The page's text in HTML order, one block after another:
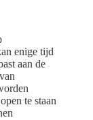
enige tijd
aan de
te staan